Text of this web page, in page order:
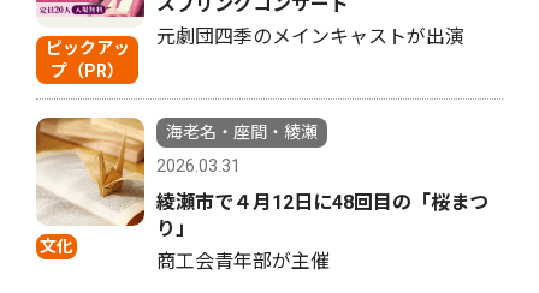
ピックアッ
プ（PR）
元劇団四季のメインキャストが出演
文化
海老名・座間・綾瀬
2026.03.31
綾瀬市で４月12日に48回目の「桜まつ
り」
商工会青年部が主催